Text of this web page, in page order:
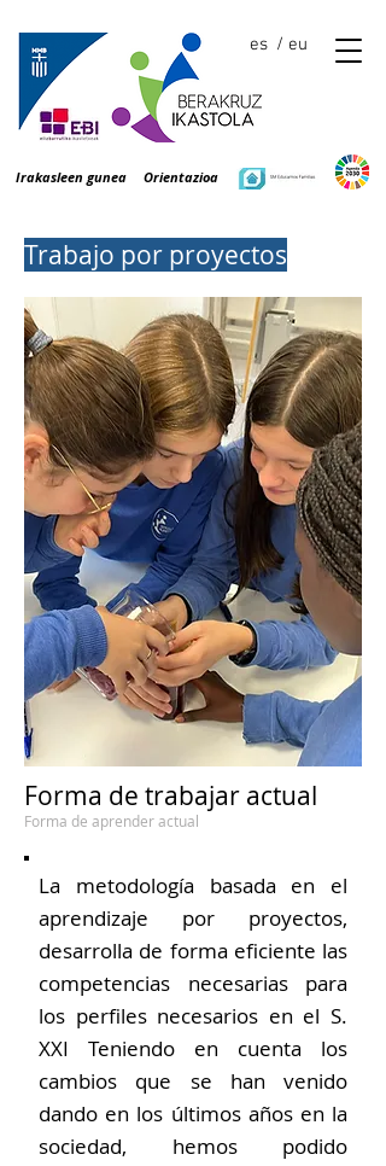
Irakasleen gunea Orientazioa
es / eu
Trabajo por proyectos
Forma de trabajar actual
Forma de aprender actual
La metodología basada en el
aprendizaje por proyectos,
desarrolla de forma eficiente las
competencias necesarias para
los perfiles necesarios en el S.
XXI Teniendo en cuenta los
cambios que se han venido
dando en los últimos años en la
sociedad, hemos podido